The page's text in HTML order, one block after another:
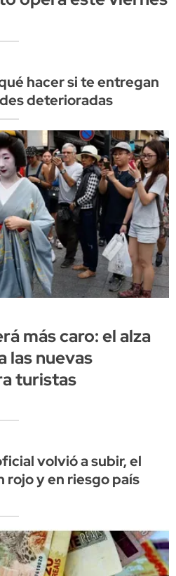
hacer si te entregan
deterioradas
más caro: el alza
las nuevas
turistas
volvió a subir, el
rojo y en riesgo país